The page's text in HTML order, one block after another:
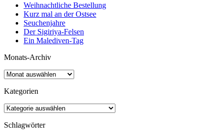
Weihnachtliche Bestellung
Kurz mal an der Ostsee
Seuchenjahre
Der Sigiriya-Felsen
Ein Malediven-Tag
Monats-Archiv
Kategorien
Schlagwörter